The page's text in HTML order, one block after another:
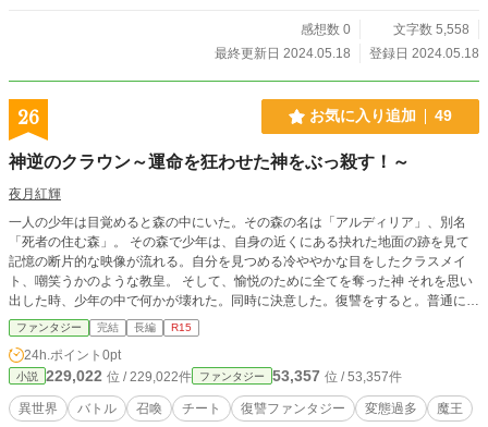
感想数 0
文字数 5,558
最終更新日 2024.05.18
登録日 2024.05.18
26 お気に入り追加 49
神逆のクラウン～運命を狂わせた神をぶっ殺す！～
夜月紅輝
一人の少年は目覚めると森の中にいた。その森の名は「アルディリア」、別名
「死者の住む森」。 その森で少年は、自身の近くにある抉れた地面の跡を見て
記憶の断片的な映像が流れる。自分を見つめる冷ややかな目をしたクラスメイ
ト、嘲笑うかのような教皇。 そして、愉悦のために全てを奪った神 それを思い
出した時、少年の中で何かが壊れた。同時に決意した。復讐をすると。普通に生
きたかった運命を狂わせた神もろとも全てを。 ※主人公は最初はかなり悪堕ち
してますが、仲間や周りの関りで少しずつ心が変化していく成長過程も楽しんで
いただけたらと思います。
ファンタジー 完結 長編 R15
24h.ポイント 0pt
小説 229,022 位 / 229,022件 ファンタジー 53,357 位 / 53,357件
異世界 バトル 召喚 チート 復讐ファンタジー 変態過多 魔王